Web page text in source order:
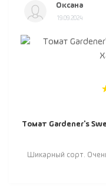
Оксана
19.09.2024
Томат Gardener's
Шикарный сорт.